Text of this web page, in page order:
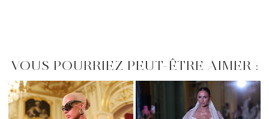
VOUS POURRIEZ PEUT-ÊTRE AIMER :